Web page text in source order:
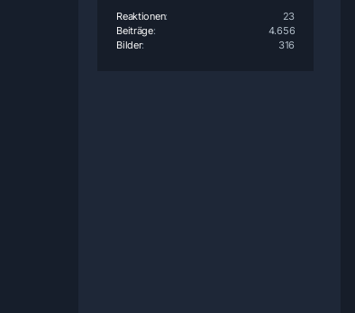
Reaktionen
23
Beiträge
4.656
Bilder
316